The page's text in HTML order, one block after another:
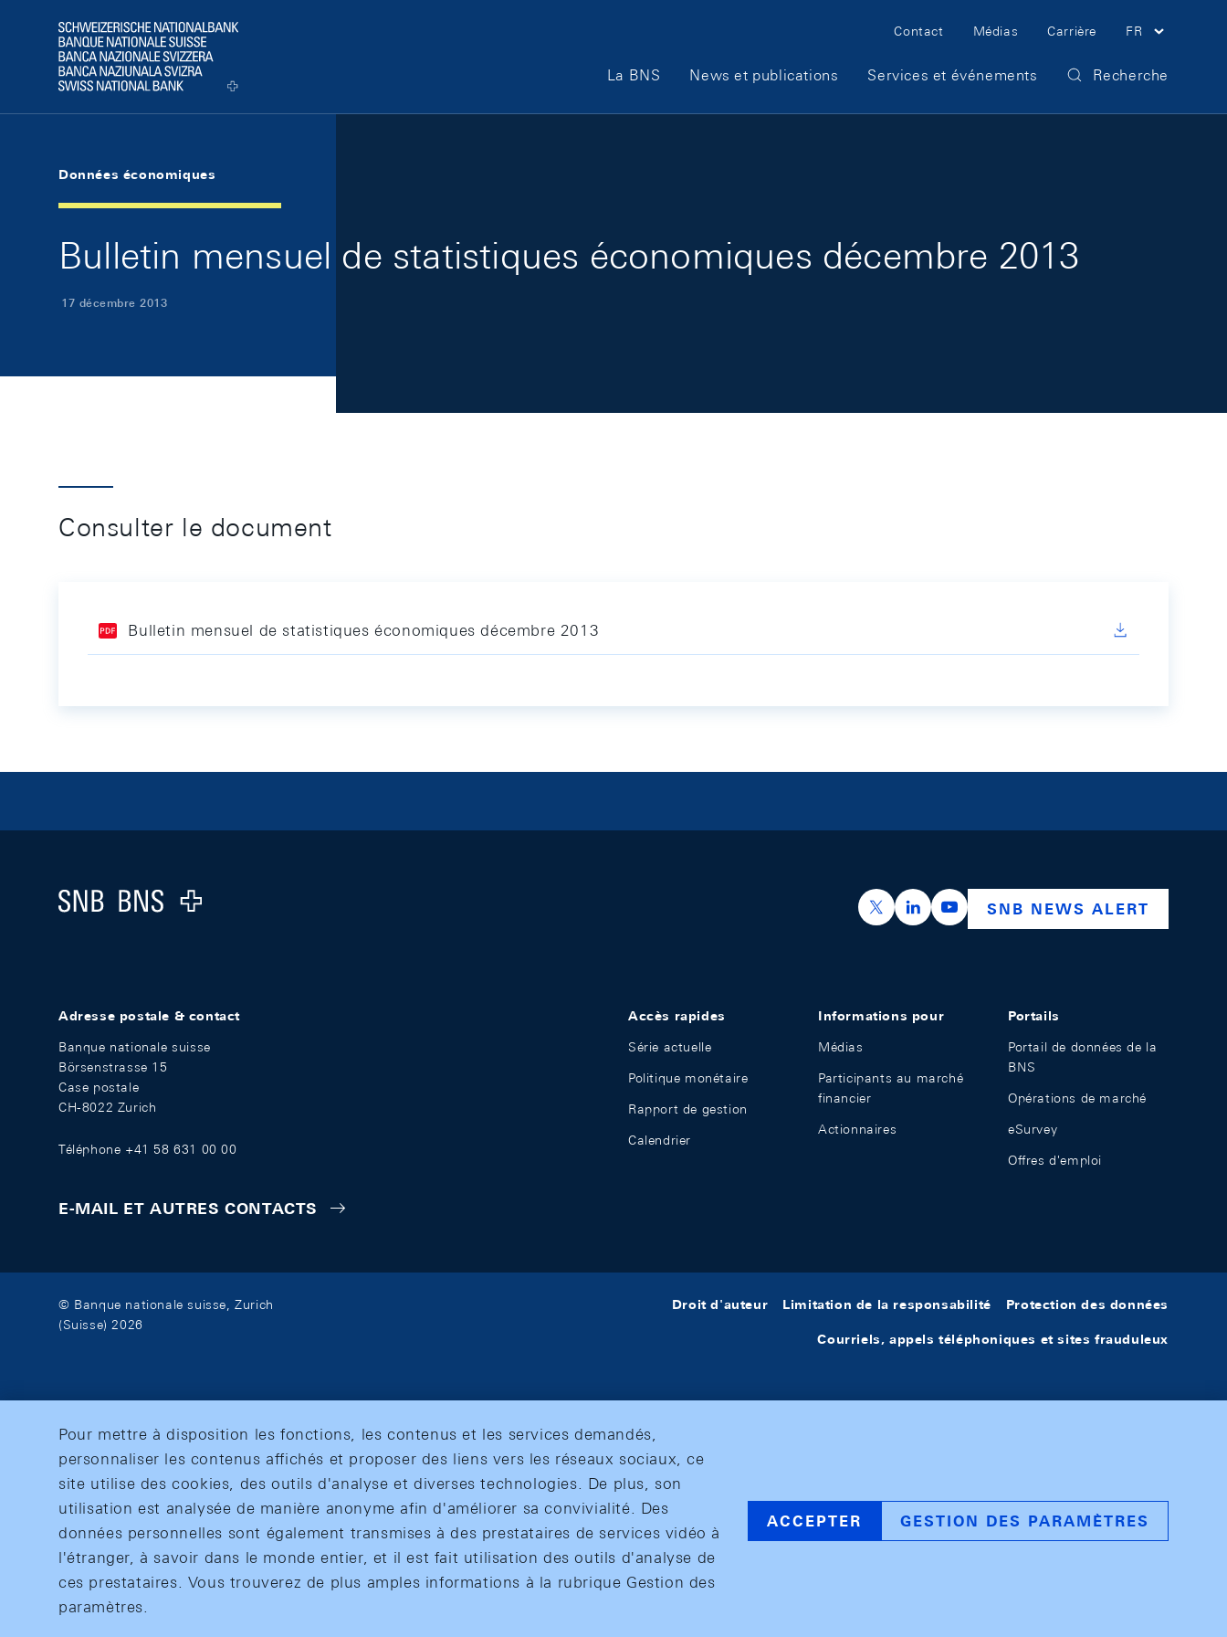
Logo
Meta Navigation
Contact Médias Carrière FR
Main Navigation
La BNS News et publications Services et événements Recherche
Données économiques
Bulletin mensuel de statistiques économiques décembre 2013
17 décembre 2013
Consulter le document
Bulletin mensuel de statistiques économiques décembre 2013
Logo
https://x.com/snb_bns
https://ch.linkedin.com/company/swiss-
https://www.youtube.com/
SNB NEWS ALERT
Adresse postale & contact
Banque nationale suisse
Börsenstrasse 15
Case postale
CH-8022 Zurich
Téléphone +41 58 631 00 00
E-MAIL ET AUTRES CONTACTS
Accès rapides
Série actuelle
Politique monétaire
Rapport de gestion
Calendrier
Informations pour
Médias
Participants au marché
financier
Actionnaires
Portails
Portail de données de la
BNS
Opérations de marché
eSurvey
Offres d'emploi
© Banque nationale suisse, Zurich
(Suisse) 2026
Droit d'auteur Limitation de la responsabilité Protection des données
Courriels, appels téléphoniques et sites frauduleux
Pour mettre à disposition les fonctions, les contenus et les services demandés,
personnaliser les contenus affichés et proposer des liens vers les réseaux sociaux, ce
site utilise des cookies, des outils d'analyse et diverses technologies. De plus, son
utilisation est analysée de manière anonyme afin d'améliorer sa convivialité. Des
données personnelles sont également transmises à des prestataires de services vidéo à
l'étranger, à savoir dans le monde entier, et il est fait utilisation des outils d'analyse de
ces prestataires. Vous trouverez de plus amples informations à la rubrique Gestion des
paramètres.
ACCEPTER GESTION DES PARAMÈTRES